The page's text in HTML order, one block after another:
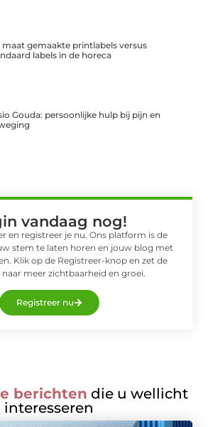
maat gemaakte printlabels versus
labels in de horeca
Gouda: persoonlijke hulp bij pijn en
vandaag nog!
en registreer je nu. Ons platform is de
stem te laten horen en jouw blog met
Klik op de Registreer-knop en zet de
meer zichtbaarheid en groei.
Registreer nu
berichten die u wellicht
interesseren